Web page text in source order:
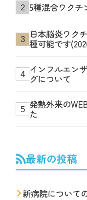
5種混合ワクチ
日本脳炎ワク
種可能です
インフルエン
グについて
発熱外来の
た
最新の投稿
新病院について